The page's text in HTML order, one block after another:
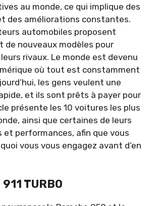
au monde, ce qui implique des
des améliorations constantes.
automobiles proposent
de nouveaux modèles pour
rivaux. Le monde est devenu
où tout est constamment
les gens veulent une
et ils sont prêts à payer pour
présente les 10 voitures les plus
ainsi que certaines de leurs
et performances, afin que vous
vous vous engagez avant d’en
TURBO